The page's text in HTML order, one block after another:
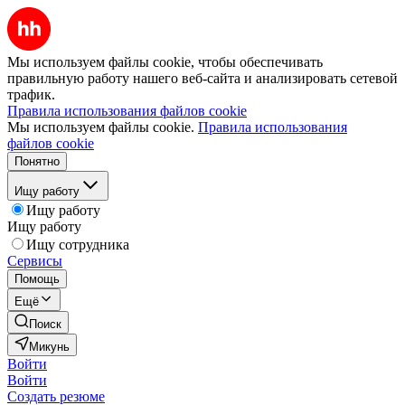
Мы используем файлы cookie, чтобы обеспечивать
правильную работу нашего веб-сайта и анализировать сетевой
трафик.
Правила использования файлов cookie
Мы используем файлы cookie. Правила использования
файлов cookie
Понятно
Ищу работу
Ищу работу
Ищу работу
Ищу сотрудника
Сервисы
Помощь
Ещё
Поиск
Микунь
Войти
Войти
Создать резюме